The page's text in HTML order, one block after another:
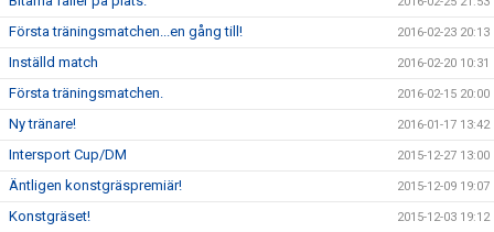
Första träningsmatchen...en gång till! 2016-02-23 20:13
Inställd match 2016-02-20 10:31
Första träningsmatchen. 2016-02-15 20:00
Ny tränare! 2016-01-17 13:42
Intersport Cup/DM 2015-12-27 13:00
Äntligen konstgräspremiär! 2015-12-09 19:07
Konstgräset! 2015-12-03 19:12